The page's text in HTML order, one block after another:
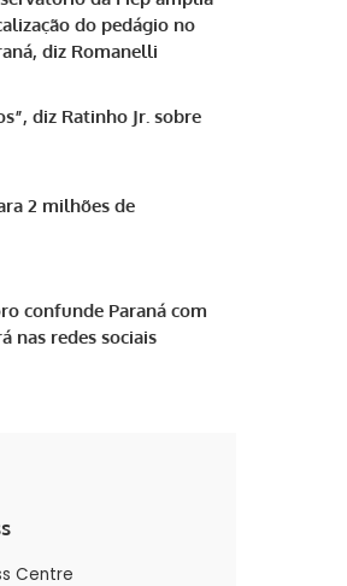
do pedágio no
diz Romanelli
diz Ratinho Jr. sobre
2 milhões de
confunde Paraná com
nas redes sociais
Centre